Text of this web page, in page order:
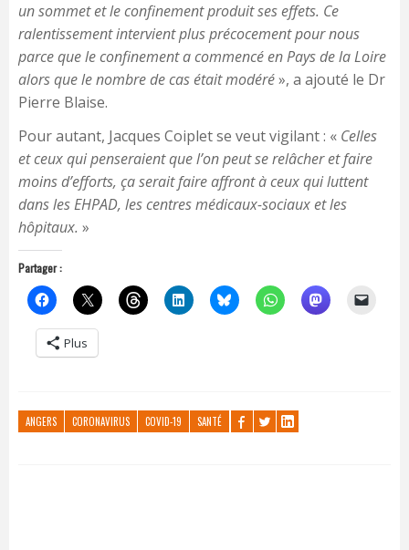
un sommet et le confinement produit ses effets. Ce
ralentissement intervient plus précocement pour nous
parce que le confinement a commencé en Pays de la Loire
alors que le nombre de cas était modéré», a ajouté le Dr
Pierre Blaise.
Pour autant, Jacques Coiplet se veut vigilant : « Celles
et ceux qui penseraient que l’on peut se relâcher et faire
moins d’efforts, ça serait faire affront à ceux qui luttent
dans les EHPAD, les centres médicaux-sociaux et les
hôpitaux. »
Partager :
Plus
ANGERS CORONAVIRUS COVID-19 SANTÉ